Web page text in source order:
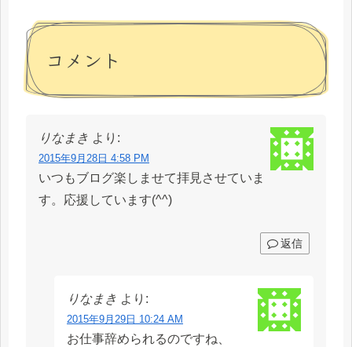
コメント
りなまき より:
2015年9月28日 4:58 PM
いつもブログ楽しませて拝見させていま
す。応援しています(^^)
返信
りなまき より:
2015年9月29日 10:24 AM
お仕事辞められるのですね、